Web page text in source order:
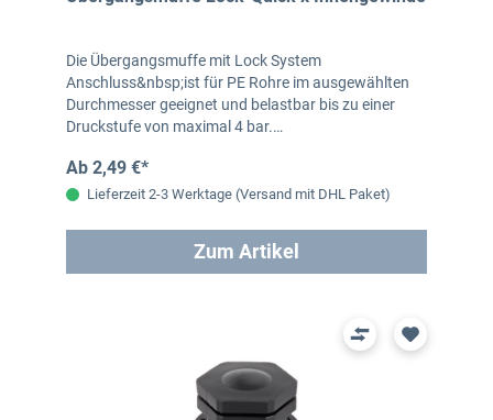
Die Übergangsmuffe mit Lock System
Anschluss&nbsp;ist für PE Rohre im ausgewählten
Durchmesser geeignet und belastbar bis zu einer
Druckstufe von maximal 4 bar.…
Ab 2,49 €*
Lieferzeit 2-3 Werktage (Versand mit DHL Paket)
Zum Artikel